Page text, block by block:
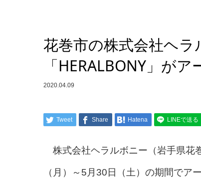
花巻市の株式会社ヘ
「HERALBONY」が
2020.04.09
Tweet Share Hatena LINEで送る
株式会社ヘラルボニー（岩手県花
（月）～5月30日（土）の期間で